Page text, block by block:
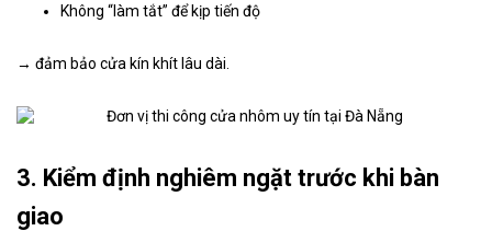
Không “làm tắt” để kịp tiến độ
→ đảm bảo cửa kín khít lâu dài.
3. Kiểm định nghiêm ngặt trước khi bàn
giao